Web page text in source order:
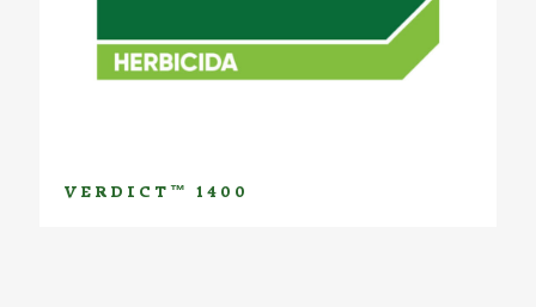
VERDICT™ 1400